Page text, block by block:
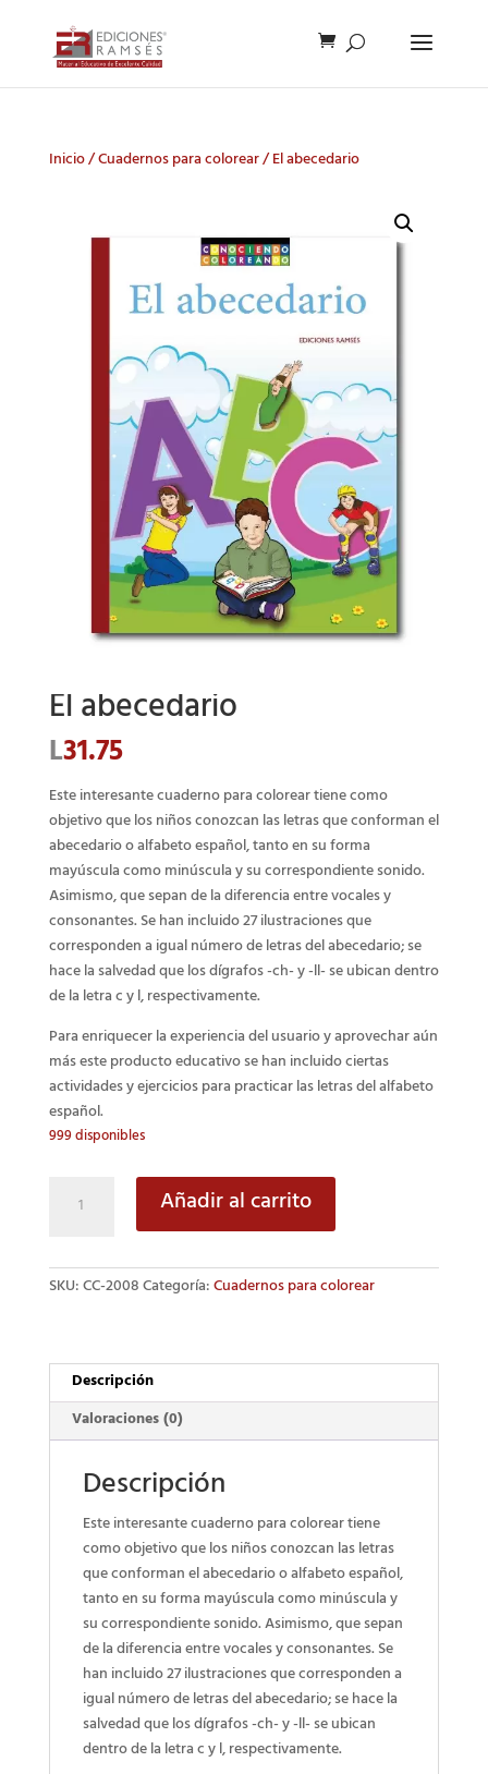
Inicio/Cuadernos para colorear/ El abecedario
El abecedario
L31.75
Este interesante cuaderno para colorear tiene como
objetivo que los niños conozcan las letras que conforman el
abecedario o alfabeto español, tanto en su forma
mayúscula como minúscula y su correspondiente sonido.
Asimismo, que sepan de la diferencia entre vocales y
consonantes. Se han incluido 27 ilustraciones que
corresponden a igual número de letras del abecedario; se
hace la salvedad que los dígrafos -ch- y -ll- se ubican dentro
de la letra c y l, respectivamente.
Para enriquecer la experiencia del usuario y aprovechar aún
más este producto educativo se han incluido ciertas
actividades y ejercicios para practicar las letras del alfabeto
español.
999 disponibles
abecedario
Añadir al carrito
SKU:CC-2008Categoría:Cuadernos para colorear
Descripción
Valoraciones (0)
Descripción
Este interesante cuaderno para colorear tiene
como objetivo que los niños conozcan las letras
que conforman el abecedario o alfabeto español,
tanto en su forma mayúscula como minúscula y
su correspondiente sonido. Asimismo, que sepan
de la diferencia entre vocales y consonantes. Se
han incluido 27 ilustraciones que corresponden a
igual número de letras del abecedario; se hace la
salvedad que los dígrafos -ch- y -ll- se ubican
dentro de la letra c y l, respectivamente.